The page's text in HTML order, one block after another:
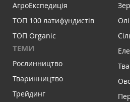
АгроЕкспедиція
ТОП 100 латифундистів
ТОП Organic
ТЕМИ
Рослинництво
Тваринництво
Трейдинг